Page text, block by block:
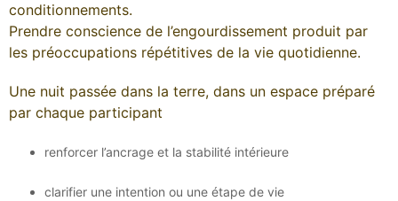
conditionnements.
Prendre conscience de l’engourdissement produit par
les préoccupations répétitives de la vie quotidienne.
Une nuit passée dans la terre, dans un espace préparé
par chaque participant
renforcer l’ancrage et la stabilité intérieure
clarifier une intention ou une étape de vie